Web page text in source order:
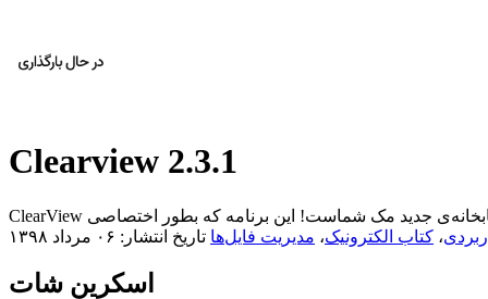
Clearview 2.3.1
، کتاب الکترونیک، مدیریت فایل‌ها تاریخ انتشار: ۰۶ مرداد ۱۳۹۸
اسکرین شات